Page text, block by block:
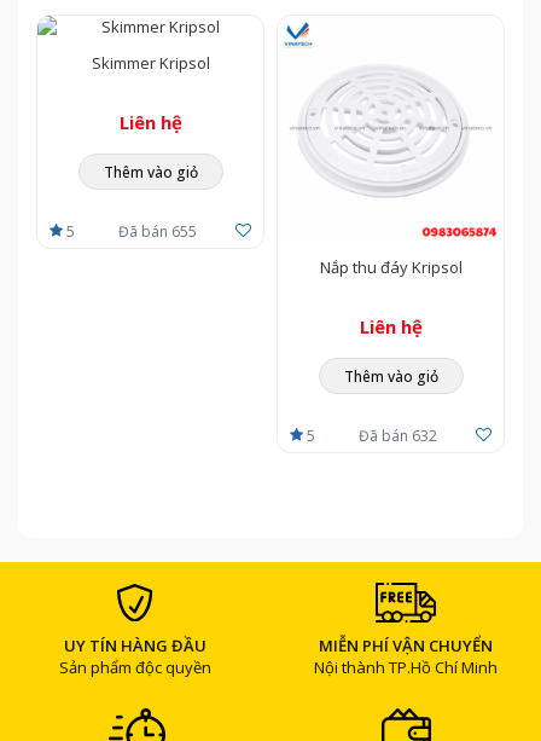
Skimmer Kripsol
Liên hệ
Thêm vào giỏ
5 Đã bán 655
Nắp thu đáy Kripsol
Liên hệ
Thêm vào giỏ
5 Đã bán 632
UY TÍN HÀNG ĐẦU
Sản phẩm độc quyền
MIỄN PHÍ VẬN CHUYỂN
Nội thành TP.Hồ Chí Minh